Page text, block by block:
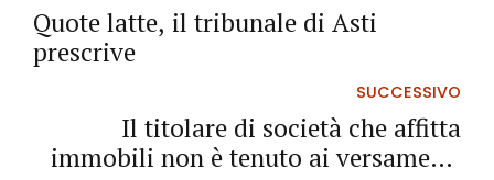
Quote latte, il tribunale di Asti
prescrive
SUCCESSIVO
Il titolare di società che affitta
immobili non è tenuto ai versamenti